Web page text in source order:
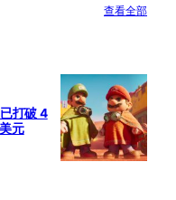
查看全部
打破 4
元